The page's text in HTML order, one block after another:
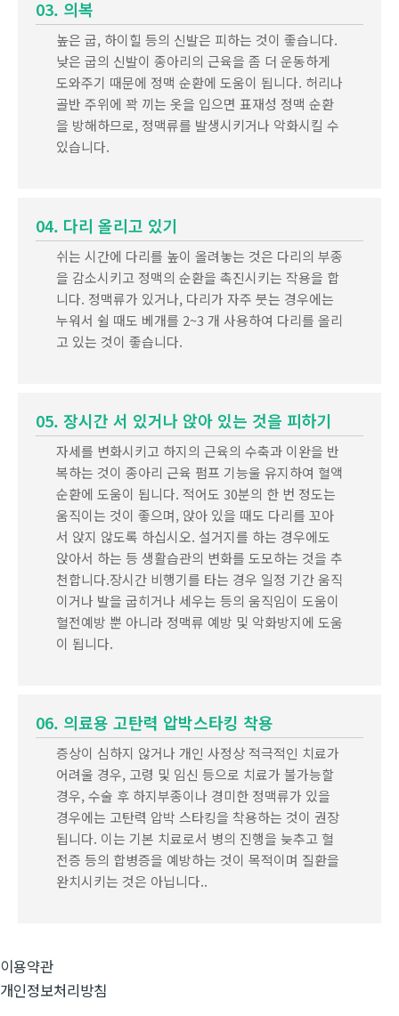
03. 의복
높은 굽, 하이힐 등의 신발은 피하는 것이 좋습니다.
낮은 굽의 신발이 종아리의 근육을 좀 더 운동하게
도와주기 때문에 정맥 순환에 도움이 됩니다. 허리나
골반 주위에 꽉 끼는 옷을 입으면 표재성 정맥 순환
을 방해하므로, 정맥류를 발생시키거나 악화시킬 수
있습니다.
04. 다리 올리고 있기
쉬는 시간에 다리를 높이 올려놓는 것은 다리의 부종
을 감소시키고 정맥의 순환을 촉진시키는 작용을 합
니다. 정맥류가 있거나, 다리가 자주 붓는 경우에는
누워서 쉴 때도 베개를 2~3 개 사용하여 다리를 올리
고 있는 것이 좋습니다.
05. 장시간 서 있거나 앉아 있는 것을 피하기
자세를 변화시키고 하지의 근육의 수축과 이완을 반
복하는 것이 종아리 근육 펌프 기능울 유지하여 혈액
순환에 도움이 됩니다. 적어도 30분의 한 번 정도는
움직이는 것이 좋으며, 앉아 있을 때도 다리를 꼬아
서 앉지 않도록 하십시오. 설거지를 하는 경우에도
앉아서 하는 등 생활습관의 변화를 도모하는 것을 추
천합니다.장시간 비행기를 타는 경우 일정 기간 움직
이거나 발을 굽히거나 세우는 등의 움직임이 도움이
혈전예방 뿐 아니라 정맥류 예방 및 악화방지에 도움
이 됩니다.
06. 의료용 고탄력 압박스타킹 착용
증상이 심하지 않거나 개인 사정상 적극적인 치료가
어려울 경우, 고령 및 임신 등으로 치료가 불가능할
경우, 수술 후 하지부종이나 경미한 정맥류가 있을
경우에는 고탄력 압박 스타킹을 착용하는 것이 권장
됩니다. 이는 기본 치료로서 병의 진행을 늦추고 혈
전증 등의 합병증을 예방하는 것이 목적이며 질환을
완치시키는 것은 아닙니다..
이용약관
개인정보처리방침